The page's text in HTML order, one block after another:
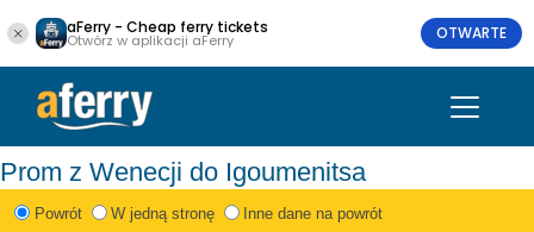
aFerry - Cheap ferry tickets
Otwórz w aplikacji aFerry OTWARTE
Prom z Wenecji do Igoumenitsa
Powrót W jedną stronę Inne dane na powrót